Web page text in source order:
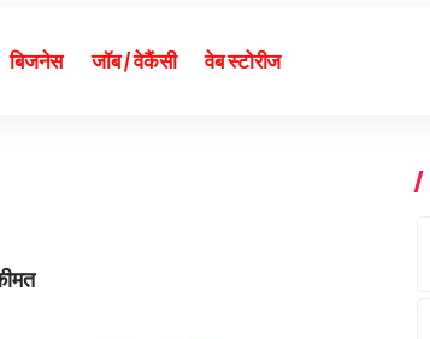
बिजनेस जॉब / वेकैंसी वेब स्टोरीज